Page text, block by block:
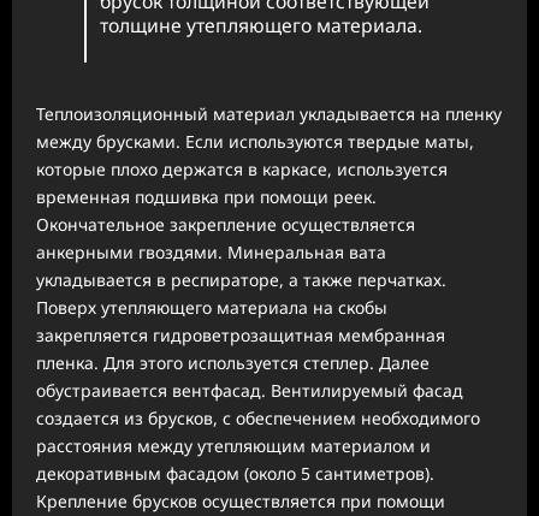
толщине утепляющего материала.
Теплоизоляционный материал укладывается на пленку
между брусками. Если используются твердые маты,
которые плохо держатся в каркасе, используется
временная подшивка при помощи реек.
Окончательное закрепление осуществляется
анкерными гвоздями. Минеральная вата
укладывается в респираторе, а также перчатках.
Поверх утепляющего материала на скобы
закрепляется гидроветрозащитная мембранная
пленка. Для этого используется степлер. Далее
обустраивается вентфасад. Вентилируемый фасад
создается из брусков, с обеспечением необходимого
расстояния между утепляющим материалом и
декоративным фасадом (около 5 сантиметров).
Крепление брусков осуществляется при помощи